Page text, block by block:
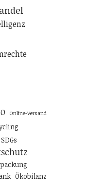
Online-Versand
SDGs
Ökobilanz